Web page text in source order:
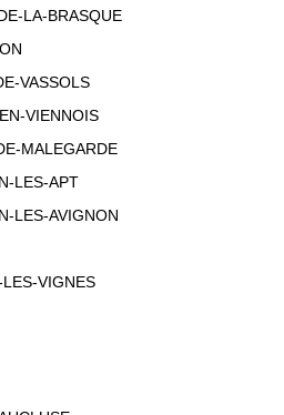
LA-BRASQUE
VASSOLS
VIENNOIS
MALEGARDE
LES-APT
LES-AVIGNON
VIGNES